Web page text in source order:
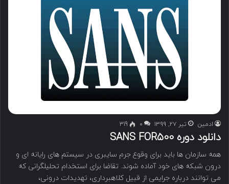
ادمین تیر ۲۷, ۱۳۹۹ ۰ 319
دانلود دوره SANS FOR500
همه سازمان ها باید برای وقوع جرم سایبری در سیستم های رایانه ای و
درون شبکه های خود آماده شوند. تقاضا برای استخدام تحلیلگرانی که
می توانند درباره جرایمی از قبیل کلاهبرداری، تهدیدات درونی،